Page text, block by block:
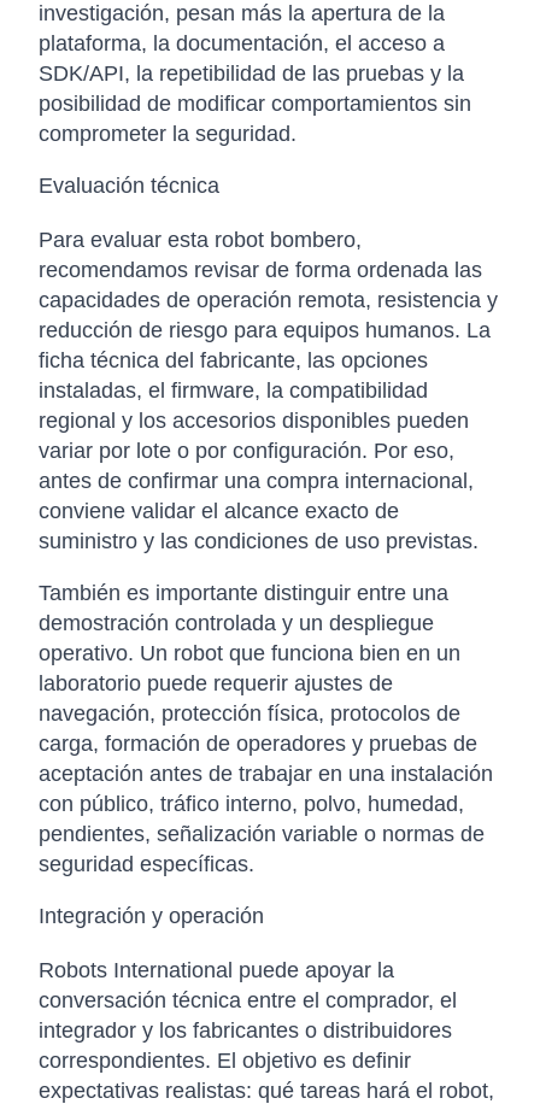
investigación, pesan más la apertura de la
plataforma, la documentación, el acceso a
SDK/API, la repetibilidad de las pruebas y la
posibilidad de modificar comportamientos sin
comprometer la seguridad.
Evaluación técnica
Para evaluar esta robot bombero,
recomendamos revisar de forma ordenada las
capacidades de operación remota, resistencia y
reducción de riesgo para equipos humanos. La
ficha técnica del fabricante, las opciones
instaladas, el firmware, la compatibilidad
regional y los accesorios disponibles pueden
variar por lote o por configuración. Por eso,
antes de confirmar una compra internacional,
conviene validar el alcance exacto de
suministro y las condiciones de uso previstas.
También es importante distinguir entre una
demostración controlada y un despliegue
operativo. Un robot que funciona bien en un
laboratorio puede requerir ajustes de
navegación, protección física, protocolos de
carga, formación de operadores y pruebas de
aceptación antes de trabajar en una instalación
con público, tráfico interno, polvo, humedad,
pendientes, señalización variable o normas de
seguridad específicas.
Integración y operación
Robots International puede apoyar la
conversación técnica entre el comprador, el
integrador y los fabricantes o distribuidores
correspondientes. El objetivo es definir
expectativas realistas: qué tareas hará el robot,